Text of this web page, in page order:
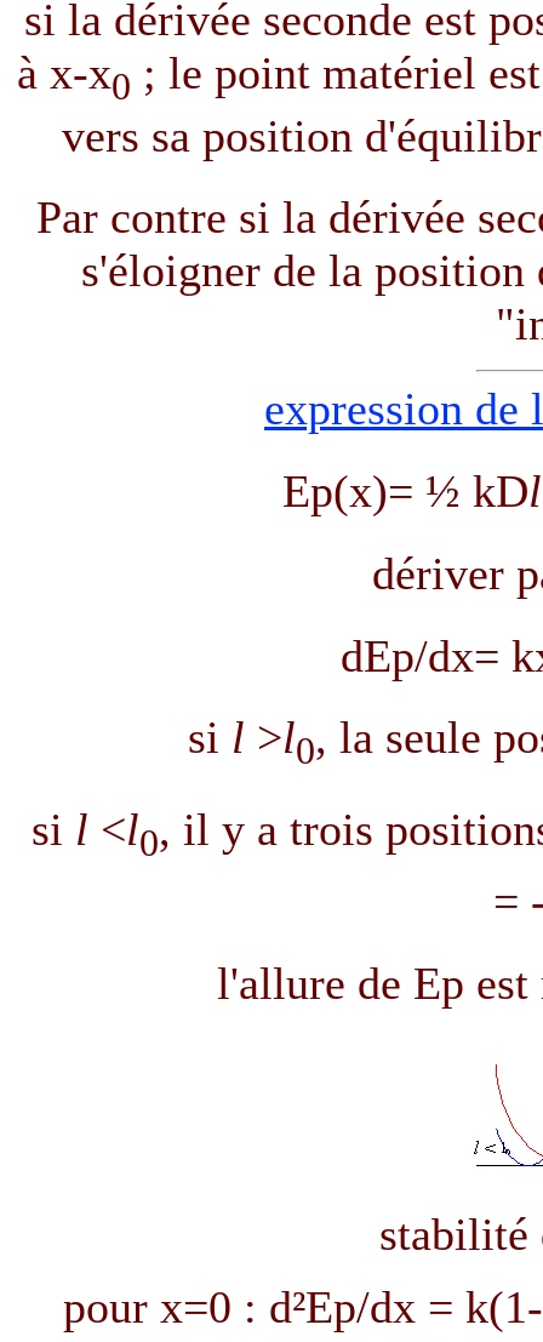
si la dérivée seconde est
à x-x0 ; le point matériel
vers sa position
Par contre si la dérivée
s'éloigner de la
expression de
Ep(x)= ½ kDl
dériver
dEp/dx=
si l >l0, la seule
si l <l0, il y a trois
=
l'allure de Ep est
stabilité
pour x=0 : d²Ep/dx =